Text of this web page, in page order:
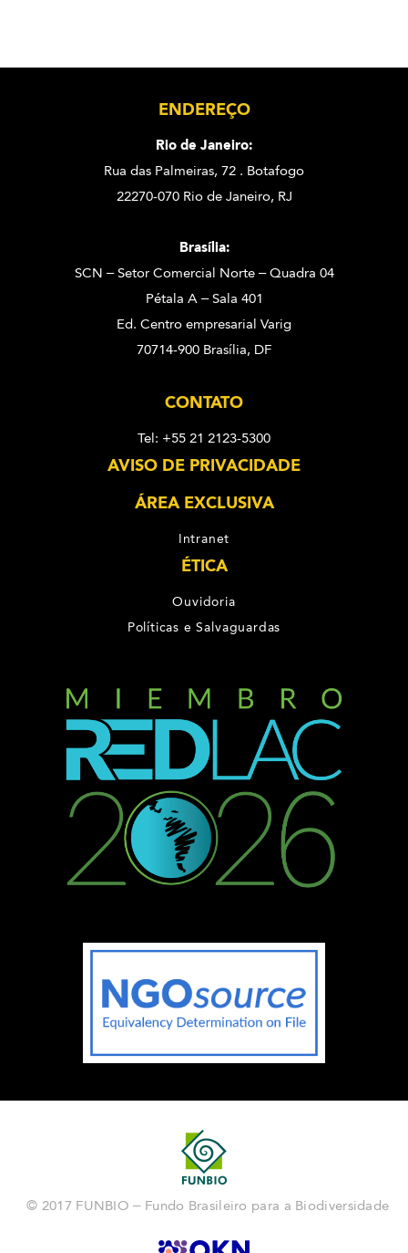
ENDEREÇO
Rio de Janeiro:
Rua das Palmeiras, 72 . Botafogo
22270-070 Rio de Janeiro, RJ
Brasília:
SCN – Setor Comercial Norte – Quadra 04
Pétala A – Sala 401
Ed. Centro empresarial Varig
70714-900 Brasília, DF
CONTATO
Tel: +55 21 2123-5300
AVISO DE PRIVACIDADE
ÁREA EXCLUSIVA
Intranet
ÉTICA
Ouvidoria
Políticas e Salvaguardas
© 2017 FUNBIO – Fundo Brasileiro para a Biodiversidade